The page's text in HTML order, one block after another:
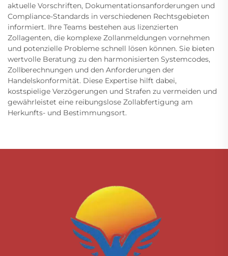
aktuelle Vorschriften, Dokumentationsanforderungen und
Compliance-Standards in verschiedenen Rechtsgebieten
informiert. Ihre Teams bestehen aus lizenzierten
Zollagenten, die komplexe Zollanmeldungen vornehmen
und potenzielle Probleme schnell lösen können. Sie bieten
wertvolle Beratung zu den harmonisierten Systemcodes,
Zollberechnungen und den Anforderungen der
Handelskonformität. Diese Expertise hilft dabei,
kostspielige Verzögerungen und Strafen zu vermeiden und
gewährleistet eine reibungslose Zollabfertigung am
Herkunfts- und Bestimmungsort.